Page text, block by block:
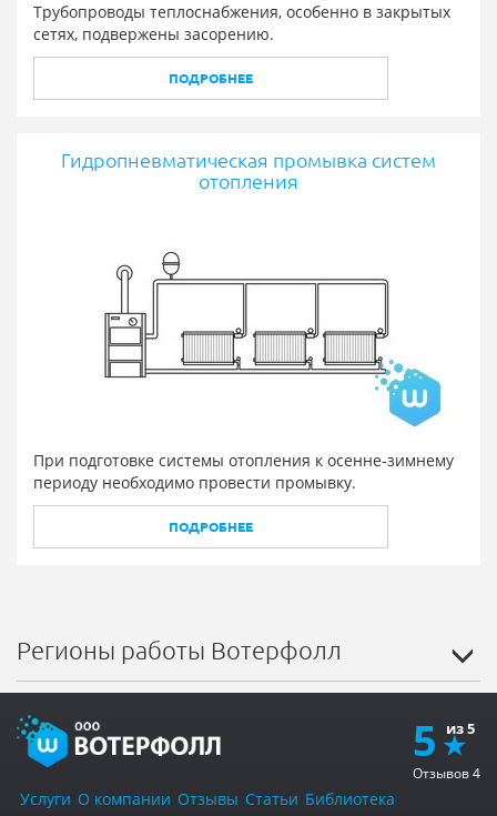
Трубопроводы теплоснабжения, особенно в закрытых
сетях, подвержены засорению.
ПОДРОБНЕЕ
Гидропневматическая промывка систем
отопления
При подготовке системы отопления к осенне-зимнему
периоду необходимо провести промывку.
ПОДРОБНЕЕ
Регионы работы Вотерфолл
5
Отзывов4
Услуги О компании Отзывы Статьи Библиотека